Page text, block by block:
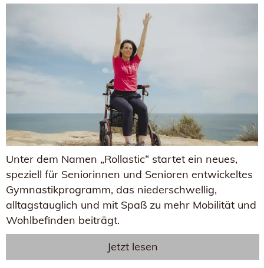
Unter dem Namen „Rollastic“ startet ein neues,
speziell für Seniorinnen und Senioren entwickeltes
Gymnastikprogramm, das niederschwellig,
alltagstauglich und mit Spaß zu mehr Mobilität und
Wohlbefinden beiträgt.
Jetzt lesen